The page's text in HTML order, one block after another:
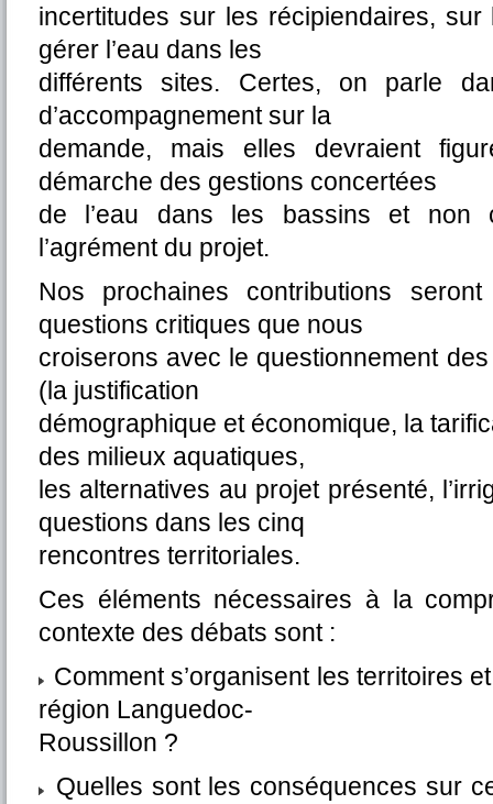
incertitudes sur les récipiendaires,
gérer l’eau dans les
différents sites. Certes, on parle
d’accompagnement sur la
demande, mais elles devraient
démarche des gestions concertées
de l’eau dans les bassins et non
l’agrément du projet.
Nos prochaines contributions
questions critiques que nous
croiserons avec le questionnement
(la justification
démographique et économique, la
des milieux aquatiques,
les alternatives au projet présenté,
questions dans les cinq
rencontres territoriales.
Ces éléments nécessaires à la
contexte des débats sont :
Comment s’organisent les territoires
région Languedoc-
Roussillon ?
Quelles sont les conséquences sur